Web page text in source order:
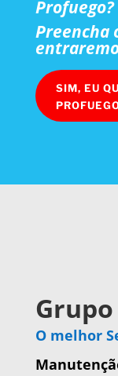
Profuego?
Preencha
SIM, EU
O melhor